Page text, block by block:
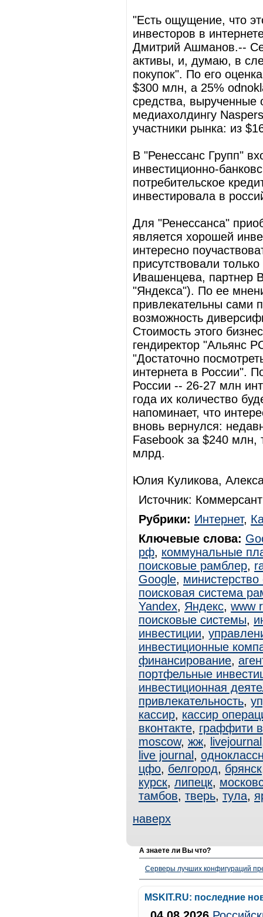
"Есть ощущение, что
инвесторов в
Дмитрий Ашманов.--
активы, и, думаю, в
покупок". По его
$300 млн, а 25%
средства,
медиахолдингу
участники рынка: из
В "Ренессанс Групп"
инвестиционно-
потребительское
инвестировала в
Для "Ренессанса"
является хорошей
интересно
присутствовали
Ивашенцева, партнер
"Яндекса"). По ее
привлекательны сами
возможность
Стоимость этого
гендиректор "Альянс
"Достаточно
интернета в России".
России -- 26-27 млн
года их количество
напоминает, что
вновь вернулся:
Fasebook за $240 млн,
млрд.
Юлия Куликова,
Источник:
Рубрики: Интернет,
Ключевые слова:
рф, коммунальные
поисковые рамблер,
Google,
поисковая система
Yandex, Яндекс, www
поисковые системы,
инвестиции,
инвестиционные
финансирование,
портфельные
инвестиционная
привлекательность,
кассир, кассир
вконтакте, граффити
moscow, жж, livejournal
live journal ,
цфо, белгород, брянск
курск, липецк,
тамбов, тверь, тула,
наверх
А знаете ли Вы что?
Серверы лучших конфигураций
MSKIT.RU: последние